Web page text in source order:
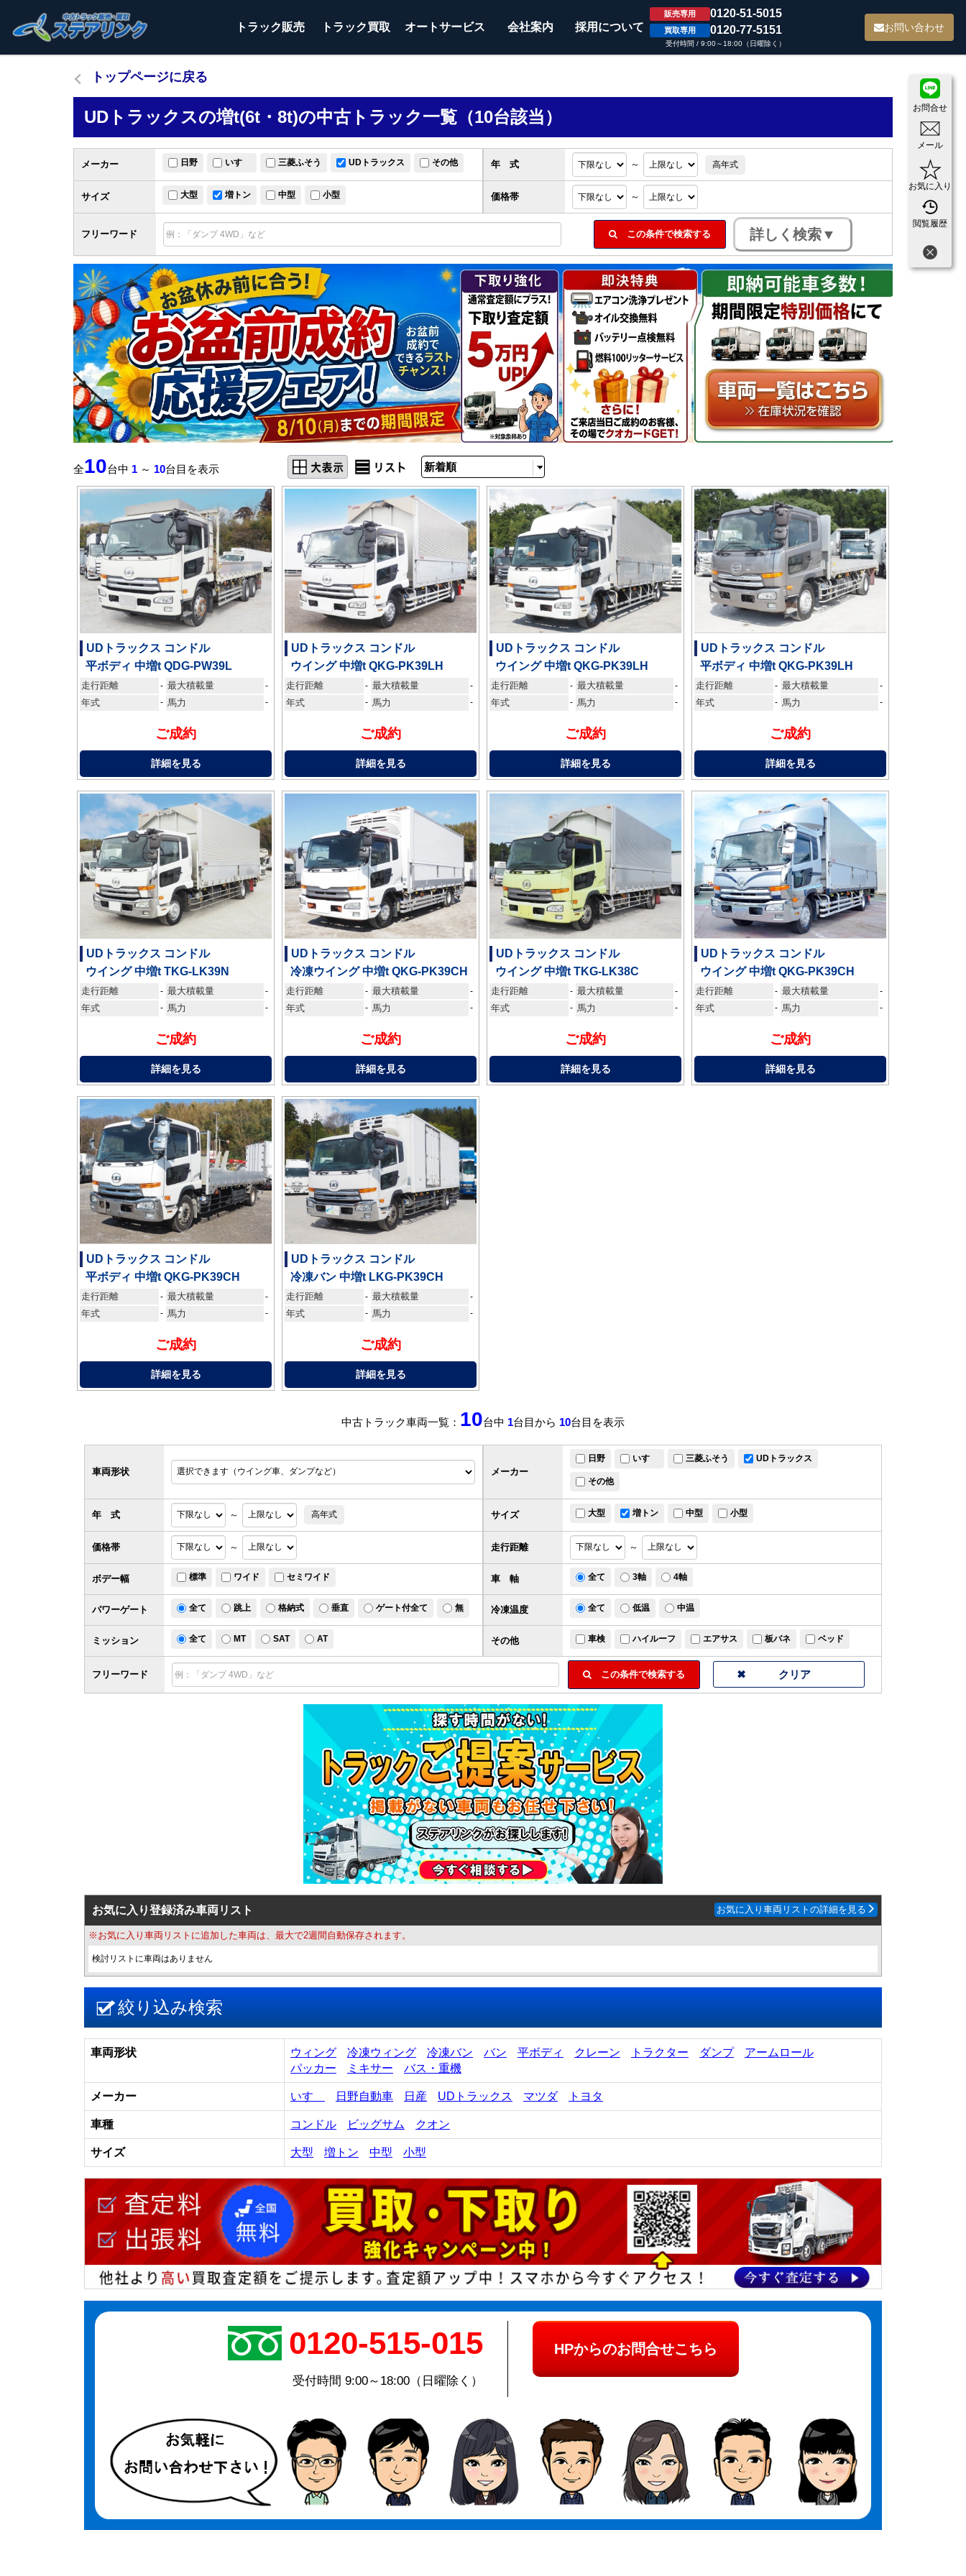
トラック販売 トラック買取 オートサービス 会社案内 採用について
販売専用 0120-51-5015
買取専用 0120-77-5151
受付時間 / 9:00～18:00（日曜除く）
お問い合わせ
お問合せ
メール
お気に入り
閲覧履歴
トップページに戻る
UDトラックスの増t(6t・8t)の中古トラック一覧（10台該当）
サイズ 大型 増トン 中型 小型 価格帯 ～
フリーワード この条件で検索する
メーカー 日野 いすゞ 三菱ふそう UDトラックス その他 年 式 ～ 高年式
全10台中 1 ～ 10台目を表示
UDトラックス コンドル
平ボディ 中増t QDG-PW39L
走行距離 - 最大積載量 -
年式 - 馬力 -
ご成約
詳細を見る
UDトラックス コンドル
ウイング 中増t QKG-PK39LH
走行距離 - 最大積載量 -
年式 - 馬力 -
ご成約
詳細を見る
UDトラックス コンドル
ウイング 中増t QKG-PK39LH
走行距離 - 最大積載量 -
年式 - 馬力 -
ご成約
詳細を見る
UDトラックス コンドル
平ボディ 中増t QKG-PK39LH
走行距離 - 最大積載量 -
年式 - 馬力 -
ご成約
詳細を見る
UDトラックス コンドル
ウイング 中増t TKG-LK39N
走行距離 - 最大積載量 -
年式 - 馬力 -
ご成約
詳細を見る
UDトラックス コンドル
冷凍ウイング 中増t QKG-PK39CH
走行距離 - 最大積載量 -
年式 - 馬力 -
ご成約
詳細を見る
UDトラックス コンドル
ウイング 中増t TKG-LK38C
走行距離 - 最大積載量 -
年式 - 馬力 -
ご成約
詳細を見る
UDトラックス コンドル
ウイング 中増t QKG-PK39CH
走行距離 - 最大積載量 -
年式 - 馬力 -
ご成約
詳細を見る
UDトラックス コンドル
平ボディ 中増t QKG-PK39CH
走行距離 - 最大積載量 -
年式 - 馬力 -
ご成約
詳細を見る
UDトラックス コンドル
冷凍バン 中増t LKG-PK39CH
走行距離 - 最大積載量 -
年式 - 馬力 -
ご成約
詳細を見る
中古トラック車両一覧： 10台中 1台目から 10台目を表示
車両形状
サイズ 大型 増トン 中型 小型
価格帯 ～
フリーワード この条件で検索する
メーカー
日野 いすゞ 三菱ふそう UDトラックス
その他
年 式 ～ 高年式
走行距離 ～
ボデー幅 標準 ワイド セミワイド 車 軸 全て 3軸 4軸
パワーゲート 全て 跳上 格納式 垂直 ゲート付全て 無 冷凍温度 全て 低温 中温
ミッション 全て MT SAT AT その他 車検 ハイルーフ エアサス 板バネ ベッド
お気に入り登録済み車両リスト お気に入り車両リストの詳細を見る
※お気に入り車両リストに追加した車両は、最大で2週間自動保存されます。
検討リストに車両はありません
絞り込み検索
車両形状 ウィング 冷凍ウィング 冷凍バン バン 平ボディ クレーン トラクター ダンプ
アームロール
パッカー
ミキサー バス・重機
メーカー いすゞ 日野自動車 日産 UDトラックス マツダ トヨタ
車種 コンドル ビッグサム クオン
サイズ 大型 増トン 中型 小型
0120-515-015
受付時間 9:00～18:00（日曜除く）
HPからのお問合せこちら